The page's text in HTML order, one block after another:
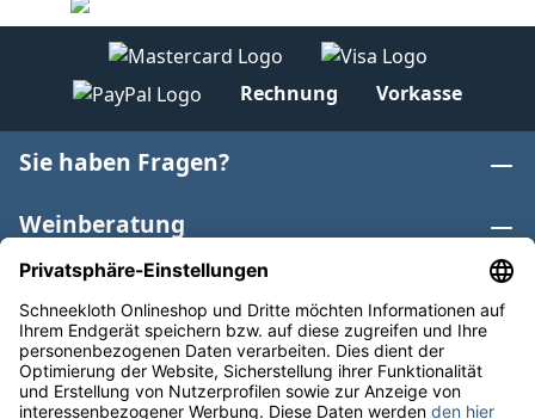
Rechnung Vorkasse
Sie haben Fragen?
Weinberatung
Informationen
Weinkategorien
Internationaler Wein